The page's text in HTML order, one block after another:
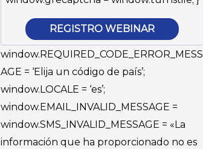
REGISTRO WEBINAR
window.REQUIRED_CODE_ERROR_MESS
AGE = ‘Elija un código de país’;
window.LOCALE = ‘es’;
window.EMAIL_INVALID_MESSAGE =
window.SMS_INVALID_MESSAGE = «La
información que ha proporcionado no es